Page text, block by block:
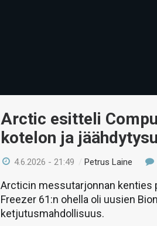
Arctic esitteli
kotelon ja
4.6.2026 - 21:49 /Petrus Laine
Arcticin messutarjonnan
Freezer 61:n ohella oli uusien
ketjutusmahdollisuus.